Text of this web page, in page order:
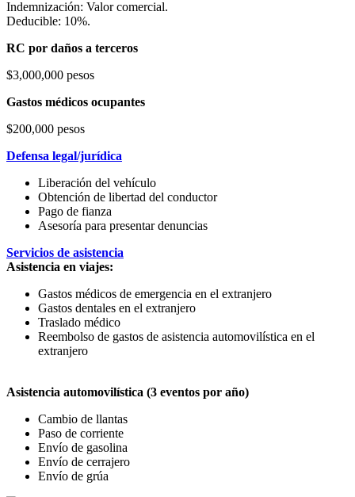
Indemnización: Valor comercial.
Deducible: 10%.
RC por daños a terceros
$3,000,000 pesos
Gastos médicos ocupantes
$200,000 pesos
Defensa legal/jurídica
Liberación del vehículo
Obtención de libertad del conductor
Pago de fianza
Asesoría para presentar denuncias
Servicios de asistencia
Asistencia en viajes:
Gastos médicos de emergencia en el extranjero
Gastos dentales en el extranjero
Traslado médico
Reembolso de gastos de asistencia automovilística en el
extranjero
Asistencia automovilística (3 eventos por año)
Cambio de llantas
Paso de corriente
Envío de gasolina
Envío de cerrajero
Envío de grúa